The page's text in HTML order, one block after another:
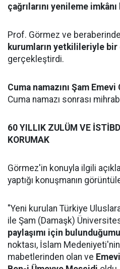
çağrılarını yenileme
Prof. Görmez ve
kurumların yetkilileriyle
gerçekleştirdi.
Cuma namazını Şam
Cuma namazı sonrası
60 YILLIK ZULÜM VE
KORUMAK
Görmez'in konuyla ilgili
yaptığı konuşmanın
"Yeni kurulan Türkiye
ile Şam (Damaşk)
paylaşımı için
noktası, İslam
mabetlerinden olan ve